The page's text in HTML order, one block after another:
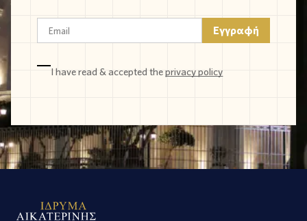
I have read & accepted theprivacy policy